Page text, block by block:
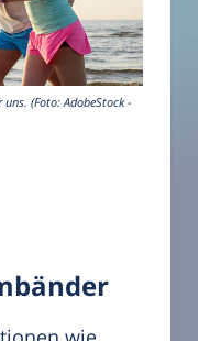
(Foto: AdobeStock -